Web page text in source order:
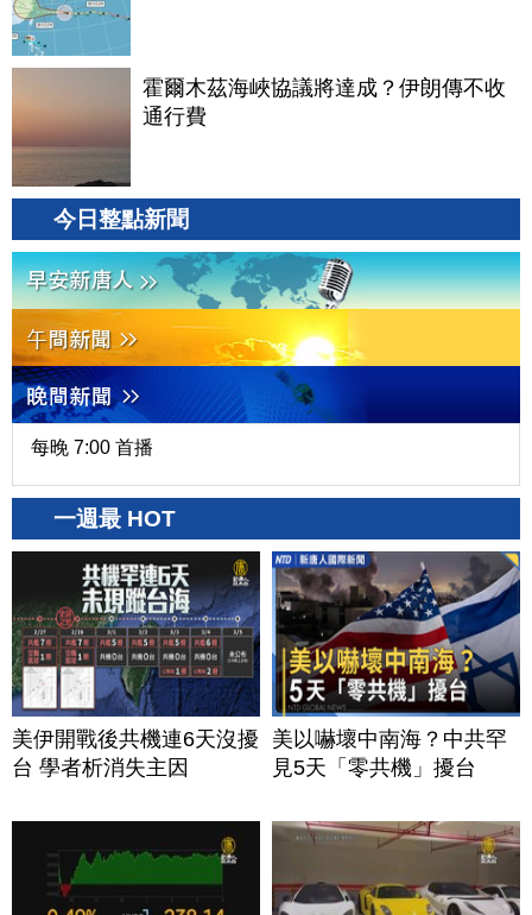
霍爾木茲海峽協議將達成？伊朗傳不收
通行費
今日整點新聞
每晚 7:00 首播
一週最 HOT
美伊開戰後共機連6天沒擾
台 學者析消失主因
美以嚇壞中南海？中共罕
見5天「零共機」擾台